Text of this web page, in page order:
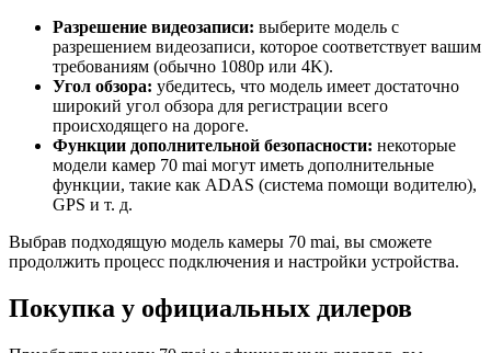
Разрешение видеозаписи: выберите модель с
разрешением видеозаписи, которое соответствует вашим
требованиям (обычно 1080p или 4K).
Угол обзора: убедитесь, что модель имеет достаточно
широкий угол обзора для регистрации всего
происходящего на дороге.
Функции дополнительной безопасности: некоторые
модели камер 70 mai могут иметь дополнительные
функции, такие как ADAS (система помощи водителю),
GPS и т. д.
Выбрав подходящую модель камеры 70 mai, вы сможете
продолжить процесс подключения и настройки устройства.
Покупка у официальных дилеров